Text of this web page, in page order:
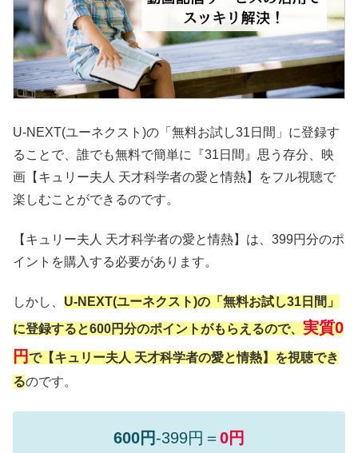
U-NEXT(ユーネクスト)の「無料お試し31日間」に登録す
ることで、誰でも無料で簡単に『31日間』思う存分、映
画【キュリー夫人 天才科学者の愛と情熱】をフル視聴で
楽しむことができるのです。
【キュリー夫人 天才科学者の愛と情熱】は、399円分のポ
イントを購入する必要があります。
しかし、 U-NEXT(ユーネクスト)の「無料お試し31日間」
に登録すると600円分のポイントがもらえるので、 実質0
円で【キュリー夫人 天才科学者の愛と情熱】を視聴でき
るのです。
600円-399円＝0円